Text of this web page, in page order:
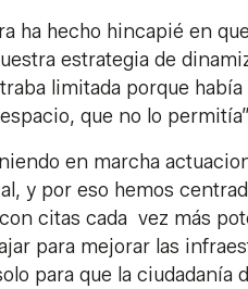
ha hecho hincapié en
estrategia de
limitada porque
que no lo
en marcha
y por eso hemos
citas cada vez más
para mejorar las
para que la